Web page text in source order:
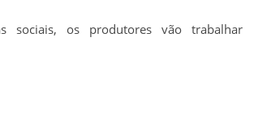
sociais, os produtores vão trabalhar